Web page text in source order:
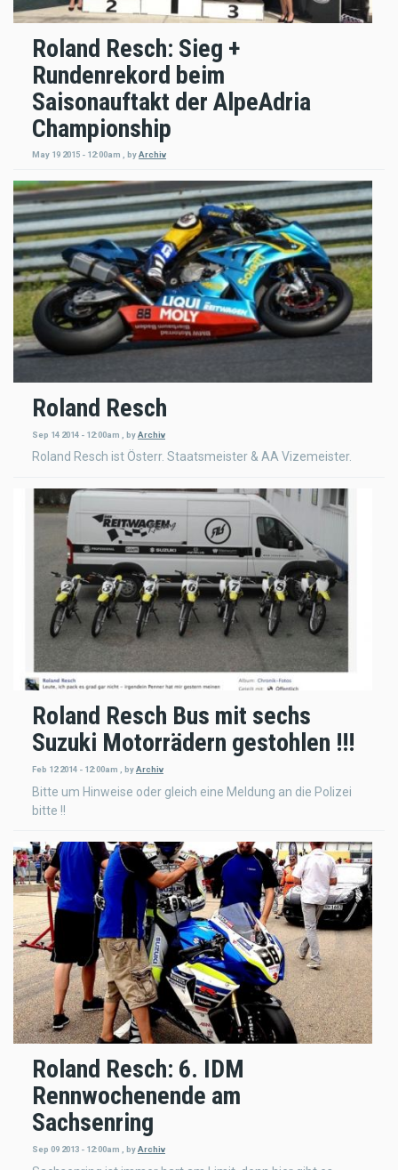
Roland Resch: Sieg +
Rundenrekord beim
Saisonauftakt der AlpeAdria
Championship
May 19 2015 - 12:00am , byArchiv
Roland Resch
Sep 14 2014 - 12:00am byArchiv
Roland Resch ist Österr. Staatsmeister & AA Vizemeister.
Roland Resch Bus mit sechs
Suzuki Motorrädern gestohlen !!!
Feb 12 2014 - 12:00am byArchiv
Bitte um Hinweise oder gleich eine Meldung an die Polizei
bitte !!
Roland Resch: 6. IDM
Rennwochenende am
Sachsenring
Sep 09 2013 - 12:00am byArchiv